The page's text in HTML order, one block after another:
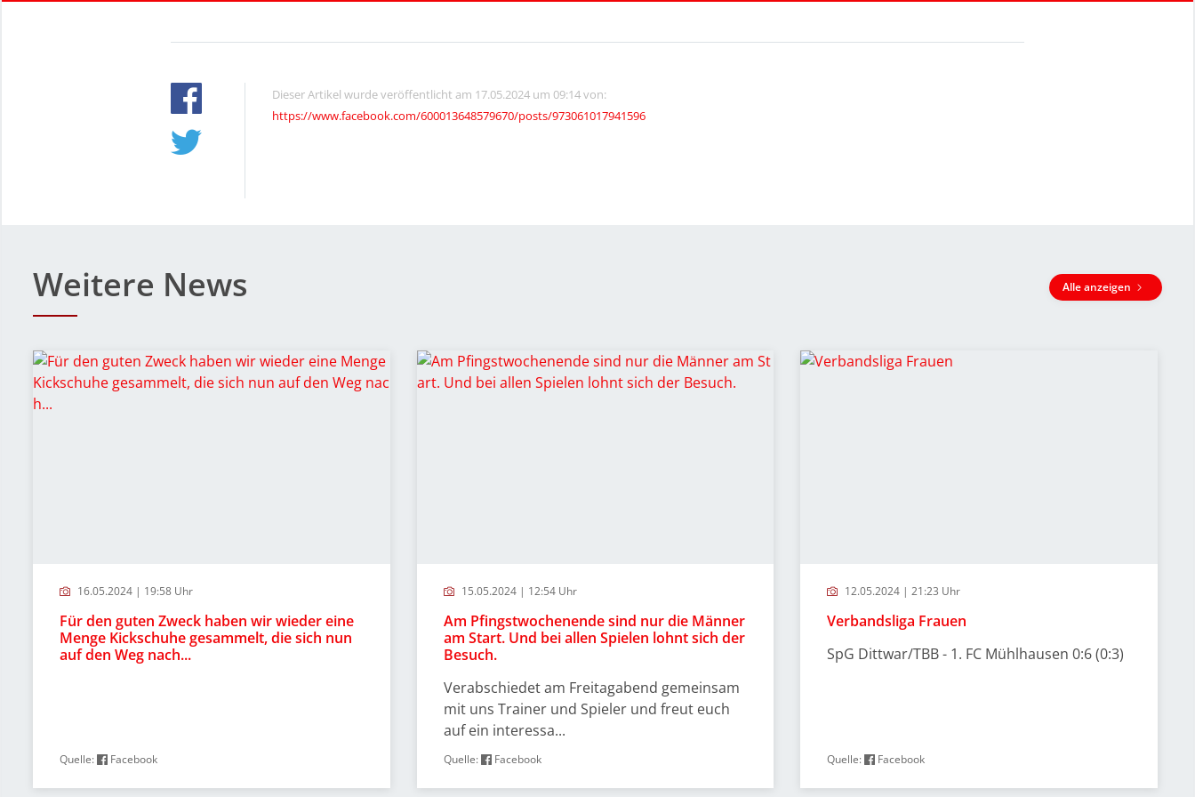
Dieser Artikel wurde veröffentlicht am 17.05.2024 um 09:14 von:
https://www.facebook.com/600013648579670/posts/973061017941596
Weitere News Alle anzeigen
16.05.2024 | 19:58 Uhr
Für den guten Zweck haben wir wieder eine
Menge Kickschuhe gesammelt, die sich nun
auf den Weg nach...
Quelle: Facebook
15.05.2024 | 12:54 Uhr
Am Pfingstwochenende sind nur die Männer
am Start. Und bei allen Spielen lohnt sich der
Besuch.
Verabschiedet am Freitagabend gemeinsam
mit uns Trainer und Spieler und freut euch
auf ein interessa...
Quelle: Facebook
12.05.2024 | 21:23 Uhr
Verbandsliga Frauen
SpG Dittwar/TBB - 1. FC Mühlhausen 0:6 (0:3)
Quelle: Facebook